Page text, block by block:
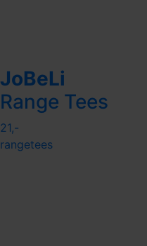
JoBeLi
Range Tees
21,-
rangetees